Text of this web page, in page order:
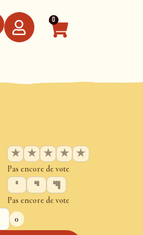
0
★ ★ ★ ★ ★
Pas encore de vote
Pas encore de vote
0